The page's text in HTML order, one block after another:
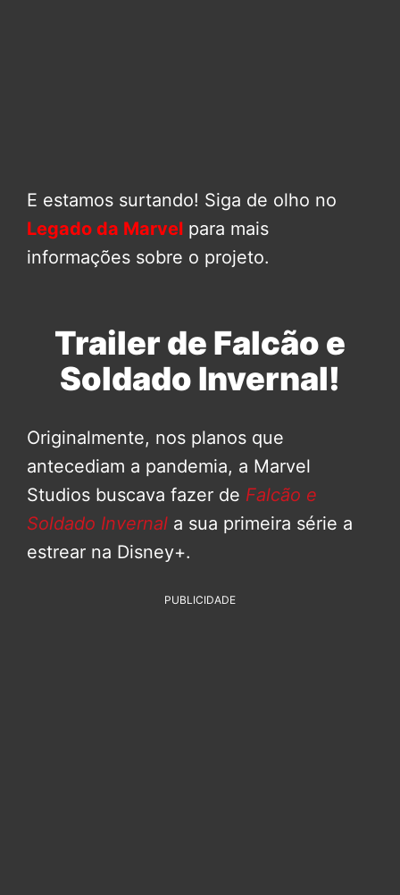
E estamos surtando! Siga de olho no
Legado da Marvel para mais
informações sobre o projeto.
Trailer de Falcão e
Soldado Invernal!
Originalmente, nos planos que
antecediam a pandemia, a Marvel
Studios buscava fazer de Falcão e
Soldado Invernal a sua primeira série a
estrear na Disney+.
PUBLICIDADE